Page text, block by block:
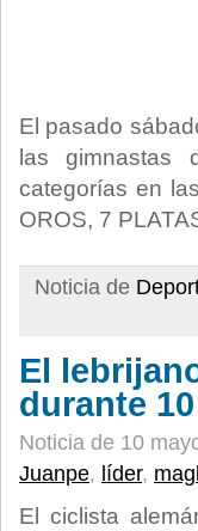
El pasado
las gimnastas
categorías en
OROS, 7
Noticia de
El
durante
Noticia de 10
Juanpe, líder,
El ciclista